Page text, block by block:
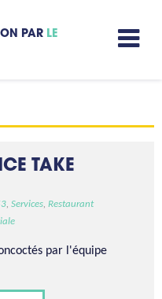
PAR LE
TAKE
, Services, Restaurant
par l'équipe